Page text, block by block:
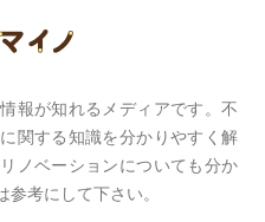
報が知れるメディアです。不
関する知識を分かりやすく解
ノベーションについても分か
考にして下さい。